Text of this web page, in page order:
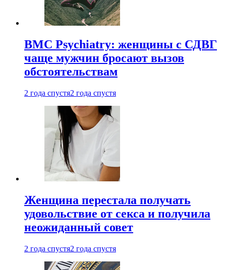
BMC Psychiatry: женщины с СДВГ
чаще мужчин бросают вызов
обстоятельствам
2 года спустя2 года спустя
Женщина перестала получать
удовольствие от секса и получила
неожиданный совет
2 года спустя2 года спустя